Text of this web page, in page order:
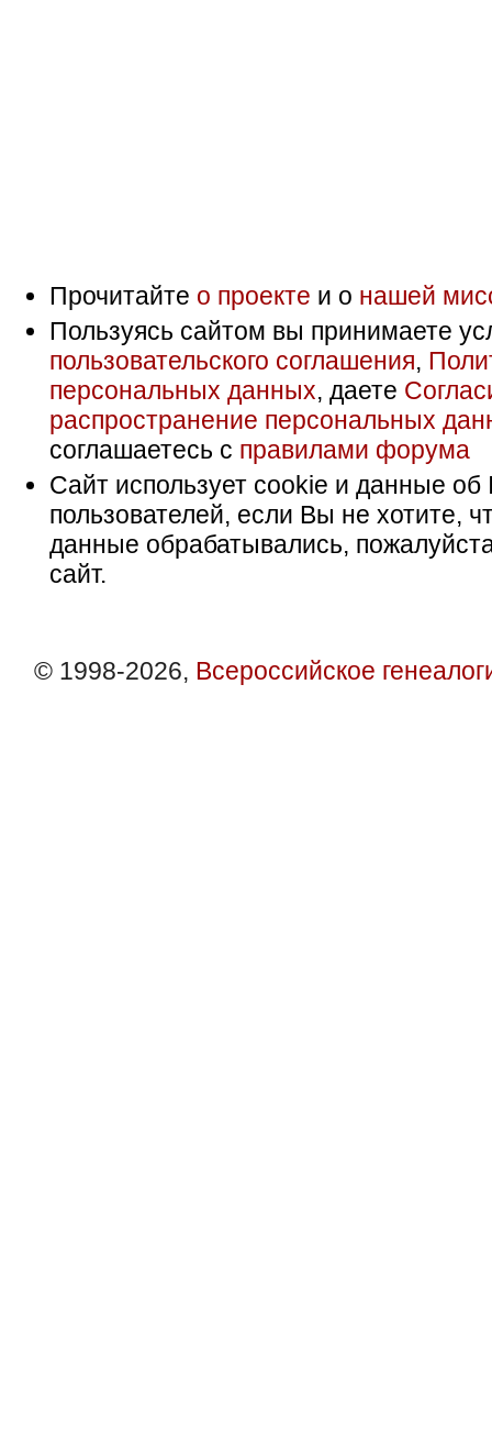
Прочитайте о проекте и о нашей
Пользуясь сайтом вы принимаете
пользовательского соглашения,
персональных данных, даете
распространение персональных
соглашаетесь с правилами форума
Сайт использует cookie и данные об
пользователей, если Вы не хотите,
данные обрабатывались,
сайт.
© 1998-2026, Всероссийское